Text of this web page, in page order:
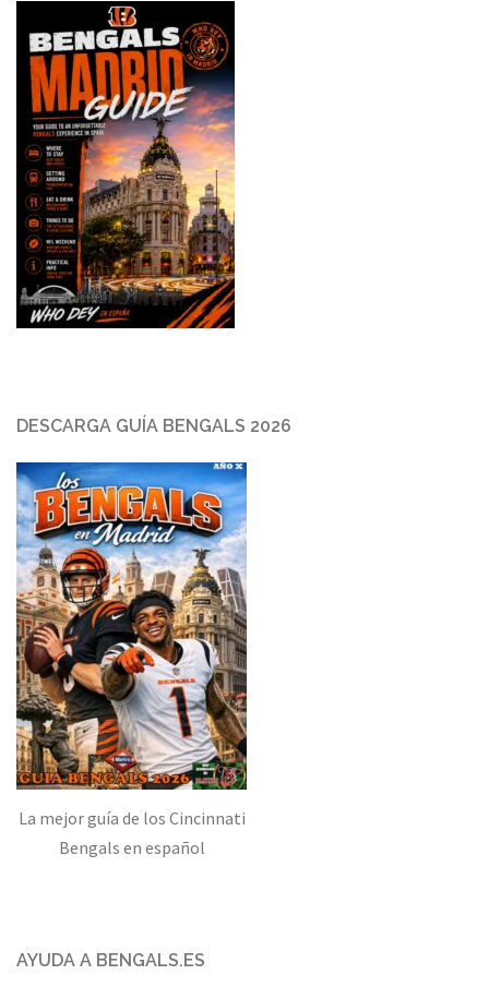
DESCARGA GUÍA BENGALS 2026
La mejor guía de los Cincinnati
Bengals en español
AYUDA A BENGALS.ES